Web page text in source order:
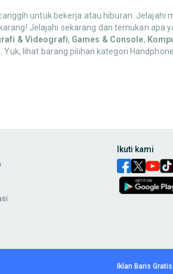
untuk bekerja atau hiburan. Jelajahi
Jelajahi sekarang dan temukan apa
& Videografi, Games & Console,
lihat barang pilihan kategori
untuk kebutuhan komunikasi, hiburan,
, hingga perlengkapanlighting.
Ikuti kami
Iklan Baris